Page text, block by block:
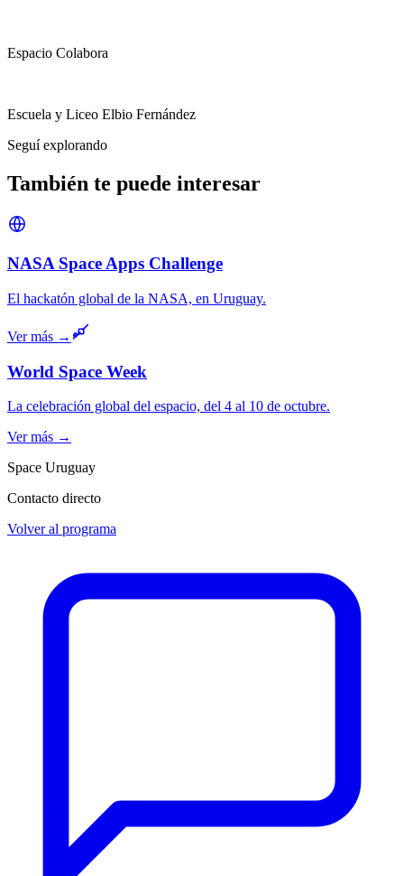
Espacio Colabora
Escuela y Liceo Elbio Fernández
Seguí explorando
También te puede interesar
NASA Space Apps Challenge
El hackatón global de la NASA, en Uruguay.
Ver más →
World Space Week
La celebración global del espacio, del 4 al 10 de octubre.
Ver más →
Space Uruguay
Contacto directo
Volver al programa